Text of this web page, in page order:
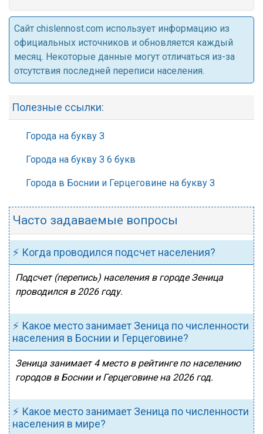
Cайт chislennost.com использует информацию из
официальных источников и обновляется каждый
месяц. Некоторые данные могут отличаться из-за
отсутствия последней переписи населения.
Полезные ссылки:
Города на букву З
Города на букву З 6 букв
Города в Боснии и Герцеговине на букву З
Часто задаваемые вопросы
⚡ Когда проводился подсчет населения?
Подсчет (перепись) населения в городе Зеница
проводился в 2026 году.
⚡ Какое место занимает Зеница по численности
населения в Боснии и Герцеговине?
Зеница занимает 4 место в рейтинге по населению
городов в Боснии и Герцеговине на 2026 год.
⚡ Какое место занимает Зеница по численности
населения в мире?